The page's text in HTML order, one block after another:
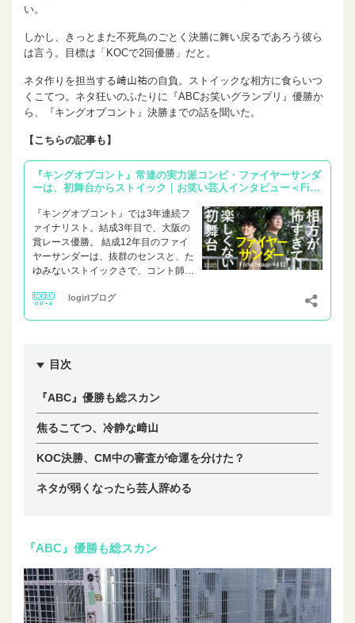
い。
しかし、きっとまた不死鳥のごとく決勝に舞い戻るであろう彼ら
は言う。目標は「KOCで2回優勝」だと。
ネタ作りを担当する﨑山祐の自負。ストイックな相方に食らいつ
くこてつ。ネタ狂いのふたりに『ABCお笑いグランプリ』優勝か
ら、『キングオブコント』決勝までの話を聞いた。
【こちらの記事も】
目次
『ABC』優勝も総スカン
焦るこてつ、冷静な﨑山
KOC決勝、CM中の審査が命運を分けた？
ネタが弱くなったら芸人辞める
『ABC』優勝も総スカン